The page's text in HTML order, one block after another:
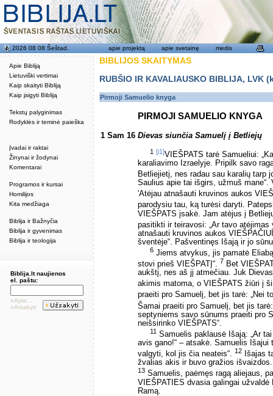
Apie Bibliją
Lietuviški vertimai
Kaip skaityti Bibliją
Kaip įsigyti Bibliją
Tekstų palyginimas
Rodyklės ir teminė paieška
Įvadai ir raktai
Žinynai ir žodynai
Komentarai
Programos ir kursai
Homilijos
Kita medžiaga
Biblija ir Bažnyčia
Biblija ir gyvenimas
Biblija ir teologija
2026 08 08 Šeštad. apie projektą apie svetainę medis
Biblija.lt naujienos
el. paštu:
»Apie...
»Atsakyti
BIBLIJOS SKAITYMAS
RUBŠIO IR KAVALIAUSKO BIBLIJA,
Pirmoji Samuelio knyga
PIRMOJI SAMUELIO KNYGA
1 Sam 16 Dievas siunčia Samuelį į Betliejų
1 [i1]VIEŠPATS tarė Samueliui:
karaliavimo Izraelyje. Pripilk savo
Betliejietį, nes radau sau karalių tarp
Saulius apie tai išgirs, užmuš
'Atėjau atnašauti kruvinos aukos
parodysiu tau, ką turėsi daryti.
VIEŠPATS įsakė. Jam atėjus į
pasitikti ir teiravosi: „Ar tavo atėjimas
atnašauti kruvinos aukos
šventėje“. Pašventinęs Išają ir jo
6 Jiems atvykus, jis pamatė
stovi prieš VIEŠPATĮ“. 7 Bet
aukštį, nes aš jį atmečiau. Juk
akimis matoma, o VIEŠPATS žiūri į
praeiti pro Samuelį, bet jis tarė: „Nei
Šamai praeiti pro Samuelį, bet jis
septyniems savo sūnums praeiti pro
neišsirinko VIEŠPATS“.
11 Samuelis paklausė Išają: „Ar
avis gano!“ – atsakė. Samuelis
valgyti, kol jis čia neateis“. 12 Išajas
žvalias akis ir buvo gražios
13 Samuelis, paėmęs ragą aliejaus,
VIEŠPATIES dvasia galingai
Ramą.